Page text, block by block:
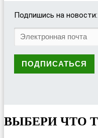
Подпишись на новости:
ВЫБЕРИ ЧТО